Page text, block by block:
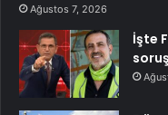
Ağustos 7, 2026
İşte